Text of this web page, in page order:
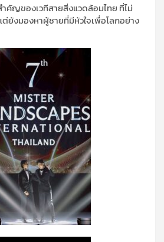
ำคัญของเวทีสายสิ่งแวดล้อมไทย ที่ไม่
ยังมองหาผู้ชายที่มีหัวใจเพื่อโลกอย่าง